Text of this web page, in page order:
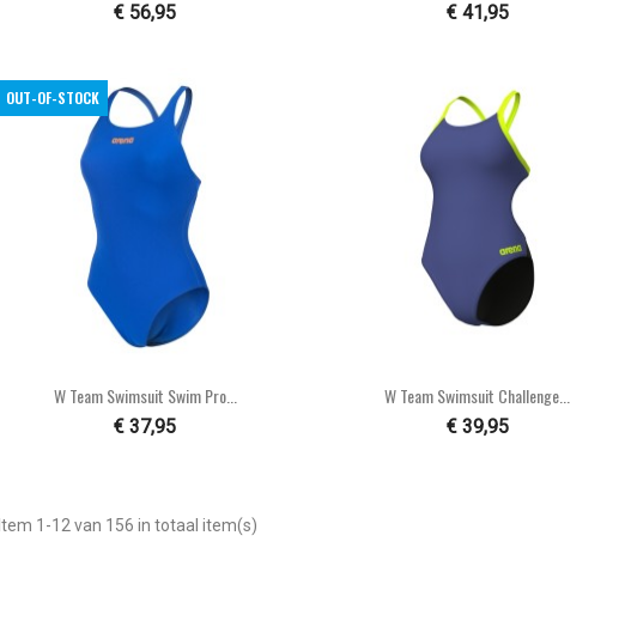
€ 56,95 € 41,95
Snel bekijken
W Team Swimsuit Swim Pro...
€ 37,95
OUT-OF-STOCK
 Snel bekijken
W Team Swimsuit Challenge...
€ 39,95
Item 1-12 van 156 in totaal item(s)